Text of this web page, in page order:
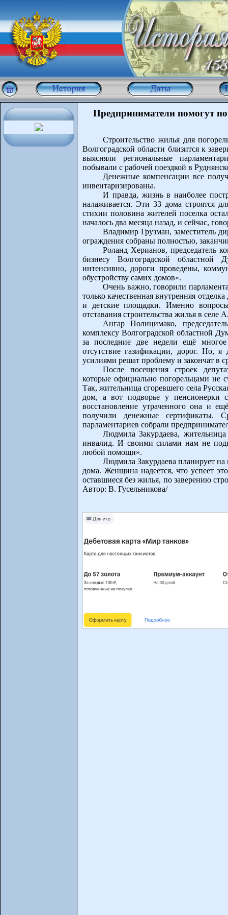
Предприниматели помогут
Строительство жилья для
Волгоградской области близится к
выясняли региональные
побывали с рабочей поездкой в
Денежные компенсации все
инвентаризированы.
И правда, жизнь в наиболее
налаживается. Эти 33 дома строятся
стихии половина жителей поселка
началось два месяца назад, и сейчас,
Владимир Грузман, заместитель
ограждения собраны полностью,
Роланд Херианов, председатель
бизнесу Волгоградской
интенсивно, дороги проведены,
обустройству самих домов».
Очень важно, говорили
только качественная внутренняя
и детские площадки. Именно
отставания строительства жилья в селе
Ангар Полицимако,
комплексу Волгоградской областной
за последние две недели ещё
отсутствие газификации, дорог. Но,
усилиями решат проблему и закончат в
После посещения строек
которые официально погорельцами не
Так, жительница сгоревшего села
дом, а вот подворье у пенсионерки
восстановление утраченного она и
получили денежные сертификаты.
парламентариев собрали
Людмила Закурдаева,
инвалид. И своими силами нам не
любой помощи».
Людмила Закурдаева планирует на
дома. Женщина надеется, что успеет
оставшиеся без жилья, по заверению
Автор: В. Гусельникова/